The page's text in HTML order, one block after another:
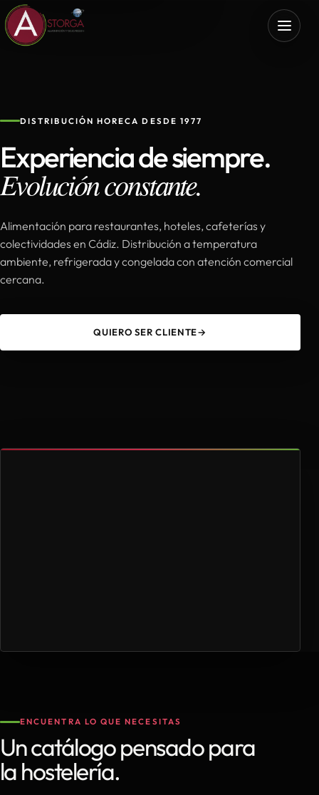
DISTRIBUCIÓN HORECA DESDE 1977
Experiencia de siempre.
Evolución constante.
Alimentación para restaurantes, hoteles, cafeterías y
colectividades en Cádiz. Distribución a temperatura
ambiente, refrigerada y congelada con atención comercial
cercana.
QUIERO SER CLIENTE→
ENCUENTRA LO QUE NECESITAS
Un catálogo pensado para
la hostelería.